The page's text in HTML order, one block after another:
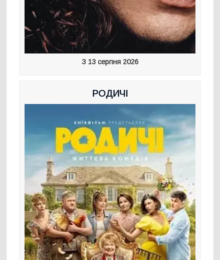
З 13 серпня 2026
РОДИЧІ